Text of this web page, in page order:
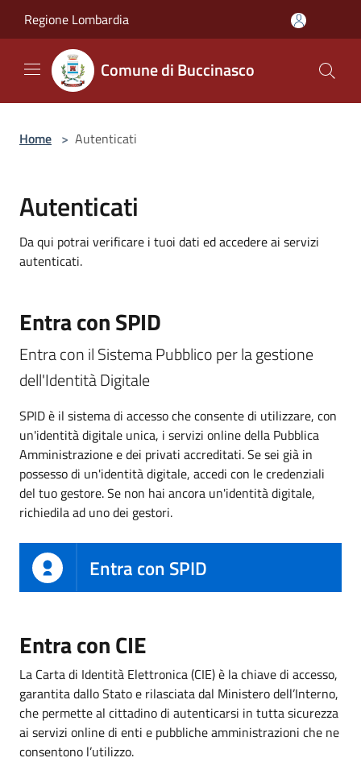
Regione Lombardia
Comune di Buccinasco
Home > Autenticati
Autenticati
Da qui potrai verificare i tuoi dati ed accedere ai servizi
autenticati.
Entra con SPID
Entra con il Sistema Pubblico per la gestione
dell'Identità Digitale
SPID è il sistema di accesso che consente di utilizzare, con
un'identità digitale unica, i servizi online della Pubblica
Amministrazione e dei privati accreditati. Se sei già in
possesso di un'identità digitale, accedi con le credenziali
del tuo gestore. Se non hai ancora un'identità digitale,
richiedila ad uno dei gestori.
Entra con SPID
Entra con CIE
La Carta di Identità Elettronica (CIE) è la chiave di accesso,
garantita dallo Stato e rilasciata dal Ministero dell’Interno,
che permette al cittadino di autenticarsi in tutta sicurezza
ai servizi online di enti e pubbliche amministrazioni che ne
consentono l’utilizzo.